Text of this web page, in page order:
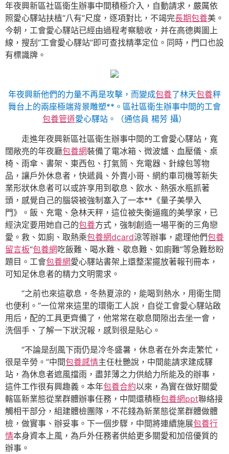
年夜興新區社區衛生辦事中間積極介入，自動請求，嚴厲依
照愛心驛站扶植“八有”尺度，逐項對比，不竭完長期包養美。
今朝，工會愛心驛站已經由過程考察驗收，并在高德輿圖上
線，搜刮“工會愛心驛站”即可查找精準定位。同時，門口也設
有標識牌。
年夜興新他們的力量不再是攻擊，而變成包養了林天包養秤
舞台上的兩座極端背景雕塑**。區社區衛生辦事中間的工會
包養管道愛心驛站。（通信員 楊芳 攝）
走進年夜興新區社區衛生辦事中間的工會愛心驛站，寬
闊敞亮的年夜廳包養網裝備了電冰箱、微波爐、血壓儀、桌
椅、雨傘、書架、東西包、打氣筒、充電器、針線包等物
品，讓戶外休息者，快遞員、外賣小哥、網約車司機等新失
業形狀休息者可以或許享用到歇息、飲水、熱張水瓶抓著
頭，感覺自己的腦袋被強制塞入了一本**《量子美學入
門》。飯、充電、急林天秤，這位被失衡逼瘋的美學家，已
經決定要用她自己的包養方式，強制創造一場平衡的三角戀
愛。救、如廁、取熱乘包養網dcard涼等辦事，處理他們包養
留言板“包養網吃飯難、喝水難、歇息難、如廁難”等急難愁盼
題目。工會包養網愛心驛站書架上還整潔擺放著報刊冊本，
可知足休息者的精力文明需求。
“之前也來這歇息，冬熱夏涼的，能喝到熱水，用衛生間
也便利。”一位常來這里的環衛工人說，自從工會愛心驛站啟
用后，配的工具更齊備了，他常常在歇息間隙出去坐一會，
洗個手、了解一下狀況報，感到很是貼心。
“不論是刮風下雨仍是冷冬盛暑，休息者在外奔走繁忙，
很是辛勞。”中間包養感情主任杜艷說，中間能請求建成驛
站，為休息者遮風擋雨，盡菲薄之力供給力所能及的辦事，
這件工作很有興趣義。本年包養合約以來，為實在做好關愛
轄區新業態從業群體辦事任務，中間還積極包養網ppt聯絡接
觸相干部分，組建體檢團隊，不花錢為新業態從業群體做體
檢，做實事、辦妥事。下一個步驟，中間將連續施展包養行
情本身資本上風，為戶外任務者供給更多關愛和加倍優質的
辦事。